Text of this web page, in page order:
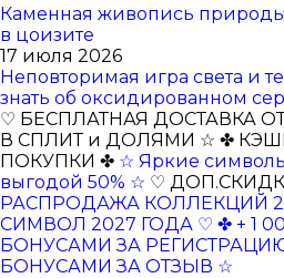
Каменная живопись
в цоизите
17 июля 2026
Неповторимая игра света и
знать об оксидированном
♡ БЕСПЛАТНАЯ ДОСТАВКА
В СПЛИТ и ДОЛЯМИ ☆ ✤
ПОКУПКИ ✤ ☆ Яркие символы
выгодой 50% ☆ ♡
РАСПРОДАЖА КОЛЛЕКЦИЙ
СИМВОЛ 2027 ГОДА ♡ ✤ + 1
БОНУСАМИ ЗА
БОНУСАМИ ЗА ОТЗЫВ ☆